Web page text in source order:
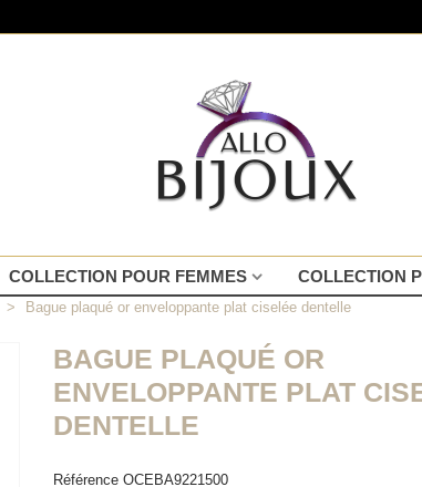
COLLECTION POUR FEMMES COLLECTION
> Bague plaqué or enveloppante plat ciselée dentelle
BAGUE PLAQUÉ OR
ENVELOPPANTE PLAT
DENTELLE
Référence OCEBA9221500